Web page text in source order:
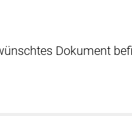
Dokument